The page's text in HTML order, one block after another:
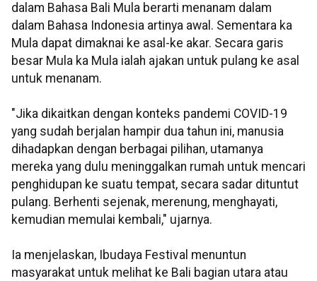
dalam Bahasa Bali Mula berarti menanam dalam
dalam Bahasa Indonesia artinya awal. Sementara ka
Mula dapat dimaknai ke asal-ke akar. Secara garis
besar Mula ka Mula ialah ajakan untuk pulang ke asal
untuk menanam.
"Jika dikaitkan dengan konteks pandemi COVID-19
yang sudah berjalan hampir dua tahun ini, manusia
dihadapkan dengan berbagai pilihan, utamanya
mereka yang dulu meninggalkan rumah untuk mencari
penghidupan ke suatu tempat, secara sadar dituntut
pulang. Berhenti sejenak, merenung, menghayati,
kemudian memulai kembali," ujarnya.
Ia menjelaskan, Ibudaya Festival menuntun
masyarakat untuk melihat ke Bali bagian utara atau